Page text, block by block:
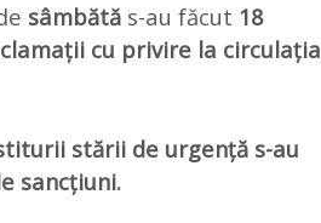
sâmbătă s-au făcut 18
cu privire la circulația
stării de urgență s-au
sancțiuni.